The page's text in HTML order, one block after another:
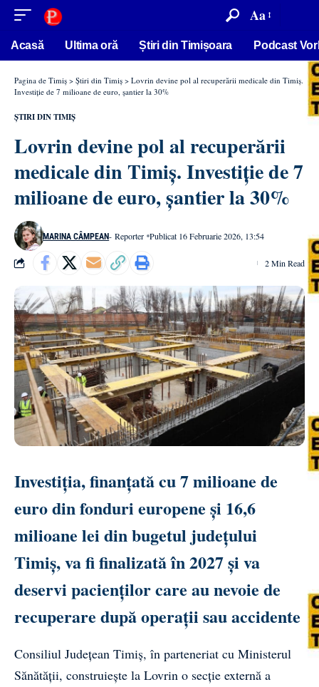
conținut Aa
Acasă Ultima oră Știri din Timișoara Podcast
Pagina de Timiș > Știri din Timiș > Lovrin devine pol al recuperării medicale din Timiș.
Investiție de 7 milioane de euro, șantier la 30%
ȘTIRI DIN TIMIȘ
Lovrin devine pol al recuperării
medicale din Timiș. Investiție de 7
milioane de euro, șantier la 30%
MARINA CÂMPEAN- Reporter Publicat 16 Februarie 2026, 13:54
2 Min Read
Investiția, finanțată cu 7 milioane de
euro din fonduri europene și 16,6
milioane lei din bugetul județului
Timiș, va fi finalizată în 2027 și va
deservi pacienților care au nevoie de
recuperare după operații sau accidente
Consiliul Județean Timiș, în parteneriat cu Ministerul
Sănătății, construiește la Lovrin o secție externă a